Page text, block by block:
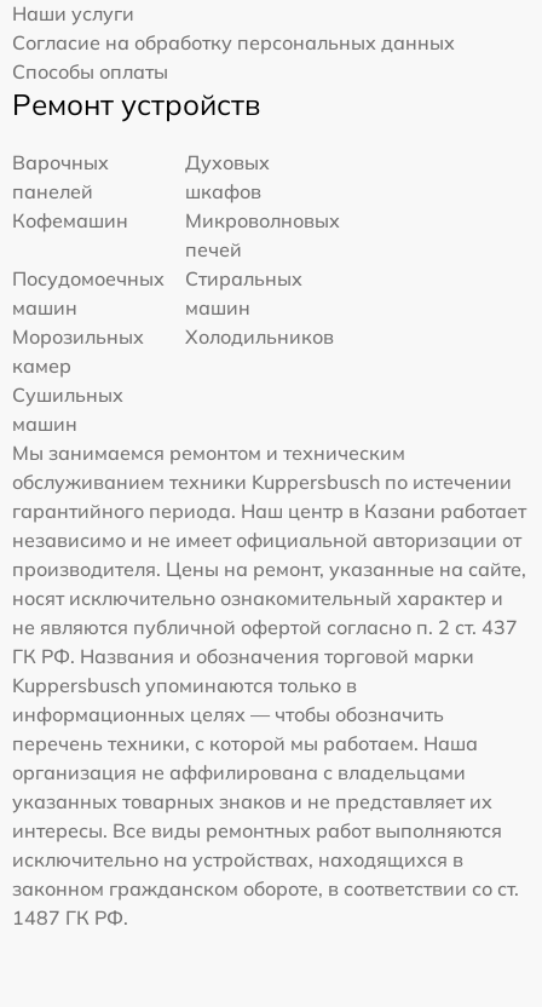
Наши услуги
Согласие на обработку персональных данных
Способы оплаты
Ремонт устройств
Варочных
панелей
Духовых
шкафов
Кофемашин
Микроволновых
печей
Посудомоечных
машин
Стиральных
машин
Морозильных
камер
Холодильников
Сушильных
машин
Мы занимаемся ремонтом и техническим
обслуживанием техники Kuppersbusch по истечении
гарантийного периода. Наш центр в Казани работает
независимо и не имеет официальной авторизации от
производителя. Цены на ремонт, указанные на сайте,
носят исключительно ознакомительный характер и
не являются публичной офертой согласно п. 2 ст. 437
ГК РФ. Названия и обозначения торговой марки
Kuppersbusch упоминаются только в
информационных целях — чтобы обозначить
перечень техники, с которой мы работаем. Наша
организация не аффилирована с владельцами
указанных товарных знаков и не представляет их
интересы. Все виды ремонтных работ выполняются
исключительно на устройствах, находящихся в
законном гражданском обороте, в соответствии со ст.
1487 ГК РФ.